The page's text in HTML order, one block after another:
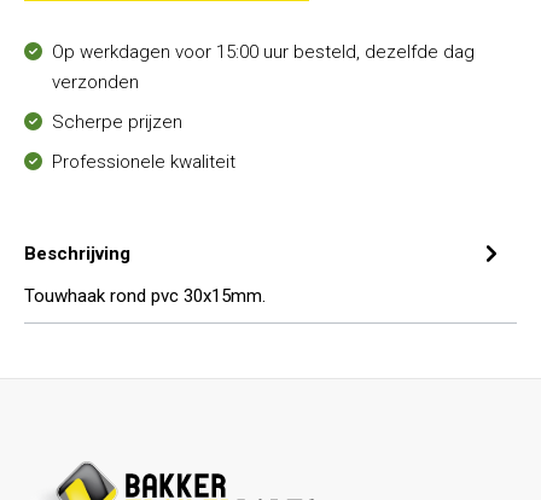
Op werkdagen voor 15:00 uur besteld, dezelfde dag
verzonden
Scherpe prijzen
Professionele kwaliteit
Beschrijving
Touwhaak rond pvc 30x15mm.